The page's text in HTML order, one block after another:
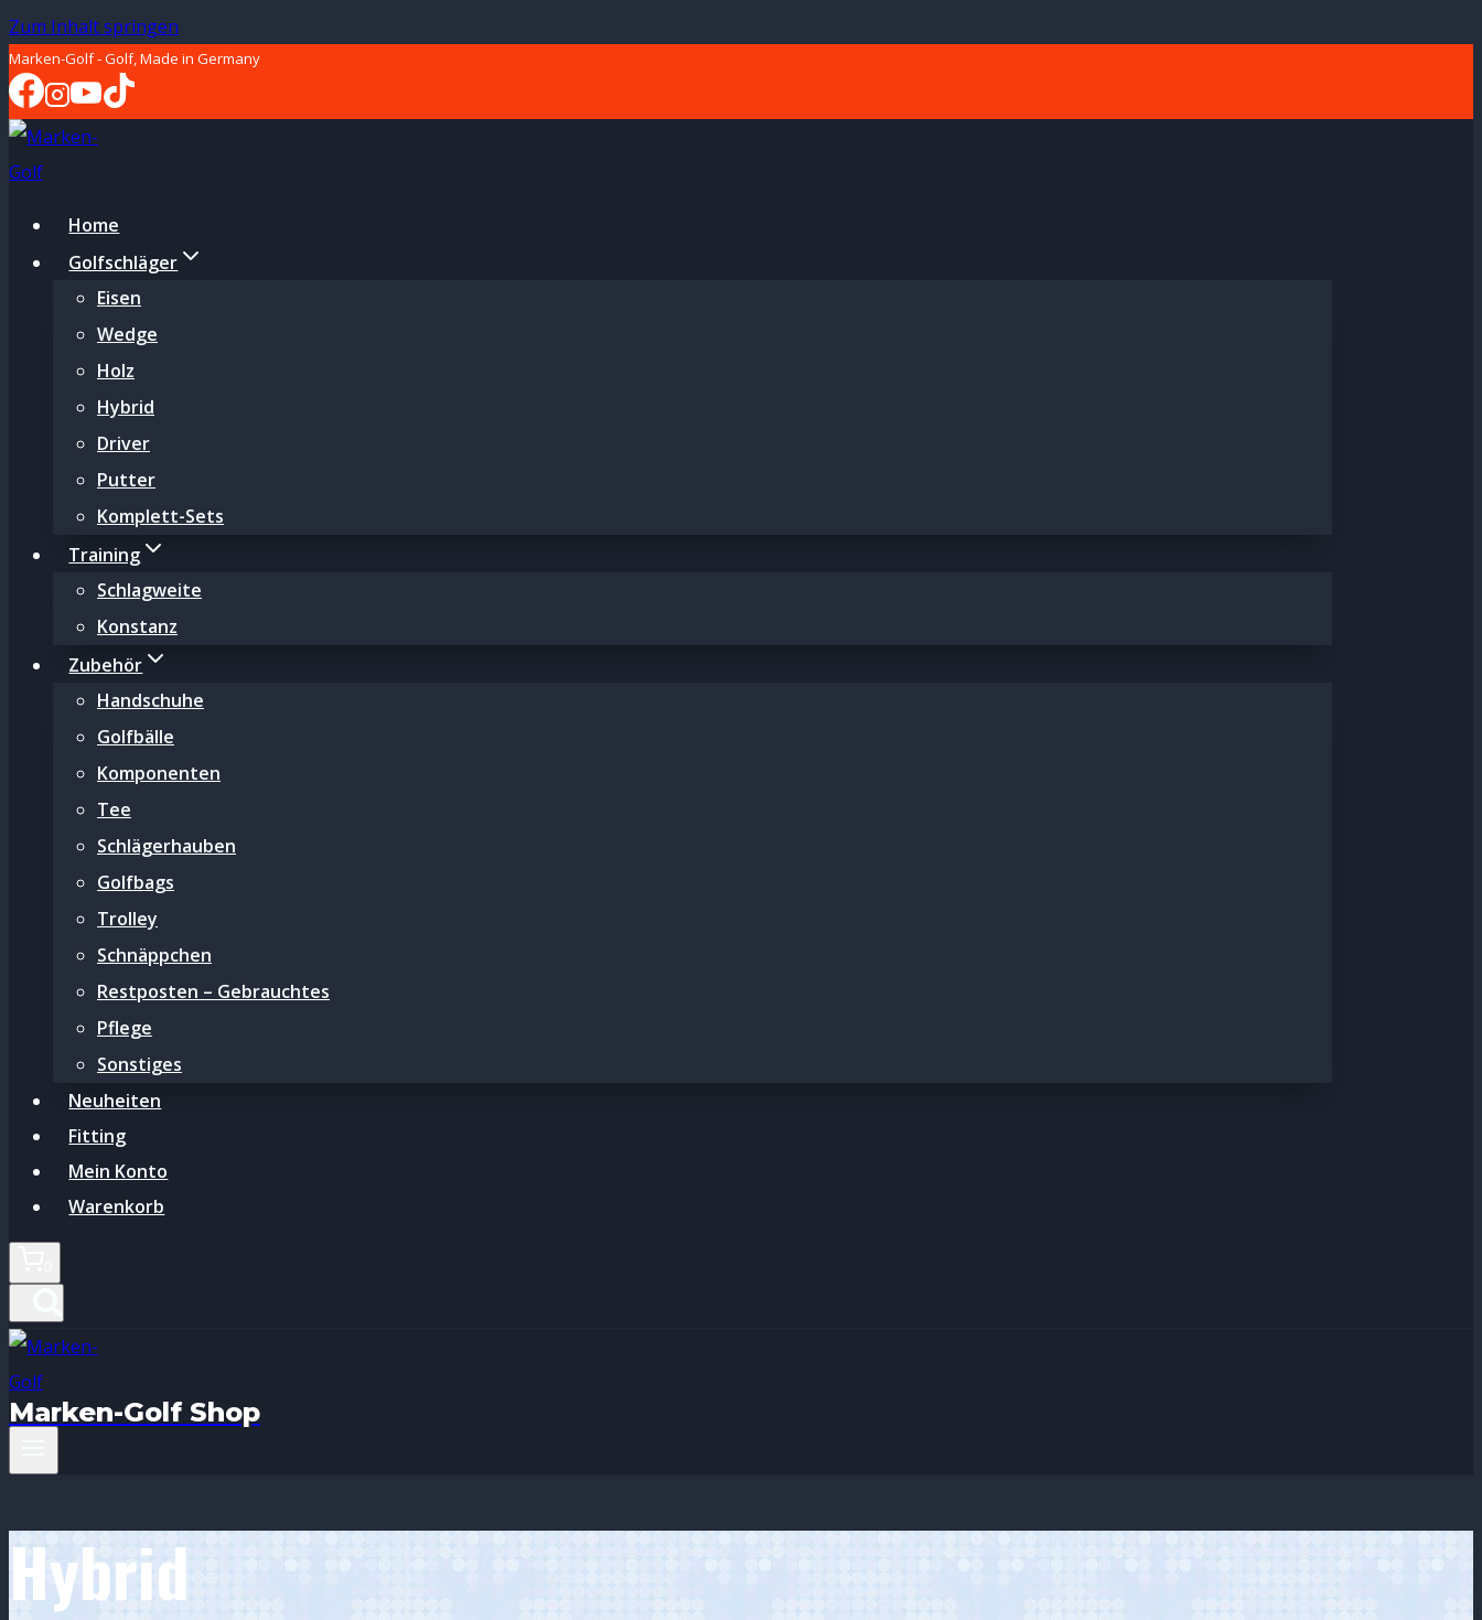
Zum Inhalt springen
Marken-Golf - Golf, Made in Germany
Home
Golfschläger
Eisen
Wedge
Holz
Hybrid
Driver
Putter
Komplett-Sets
Training
Schlagweite
Konstanz
Zubehör
Handschuhe
Golfbälle
Komponenten
Tee
Schlägerhauben
Golfbags
Trolley
Schnäppchen
Restposten – Gebrauchtes
Pflege
Sonstiges
Neuheiten
Fitting
Mein Konto
Warenkorb
Marken-Golf Shop
Hybrid